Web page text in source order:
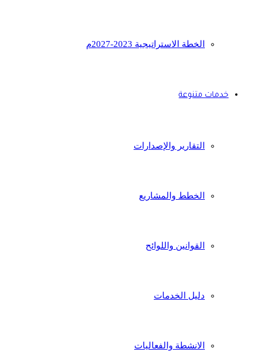
الخطة الاستراتيجية 2023-2027م
خدمات متنوعة
التقارير والإصدارات
الخطط والمشاريع
القوانين واللوائح
دليل الخدمات
الانشطة والفعاليات